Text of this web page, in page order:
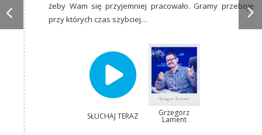
żeby Wam się przyjemniej pracowało. Gramy przeboje
przy których czas szybciej…
SŁUCHAJ TERAZ Grzegorz
Lament